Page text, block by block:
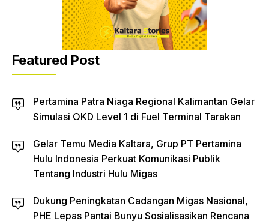
Featured Post
Pertamina Patra Niaga Regional Kalimantan Gelar
Simulasi OKD Level 1 di Fuel Terminal Tarakan
Gelar Temu Media Kaltara, Grup PT Pertamina
Hulu Indonesia Perkuat Komunikasi Publik
Tentang Industri Hulu Migas
Dukung Peningkatan Cadangan Migas Nasional,
PHE Lepas Pantai Bunyu Sosialisasikan Rencana